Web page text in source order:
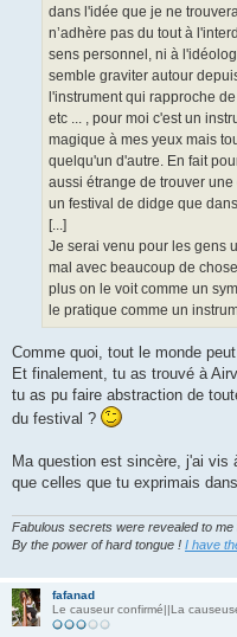
dans l'idée que je ne
n’adhère pas du tout à
sens personnel, ni à
semble graviter autour
l'instrument qui rapproche
etc ... , pour moi c'est un
magique à mes yeux mais
quelqu'un d'autre. En fait
aussi étrange de trouver
un festival de didge que
[...]
Je serai venu pour les gens
mal avec beaucoup de
plus on le voit comme un
le pratique comme un
Comme quoi, tout le monde
Et finalement, tu as trouvé à
tu as pu faire abstraction de
du festival ?
Ma question est sincère, j'ai
que celles que tu exprimais
Fabulous secrets were revealed to
By the power of hard tongue ! I have
fafanad
Le causeur confirmé||La